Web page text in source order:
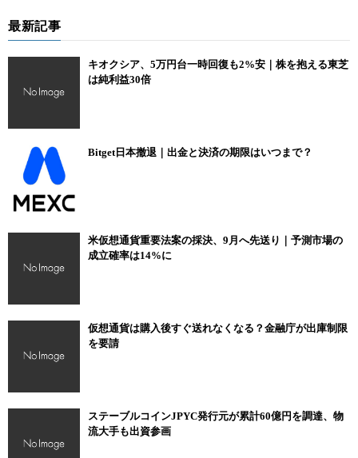
最新記事
キオクシア、5万円台一時回復も2%安｜株を抱える東芝
は純利益30倍
Bitget日本撤退｜出金と決済の期限はいつまで？
米仮想通貨重要法案の採決、9月へ先送り｜予測市場の
成立確率は14%に
仮想通貨は購入後すぐ送れなくなる？金融庁が出庫制限
を要請
ステーブルコインJPYC発行元が累計60億円を調達、物
流大手も出資参画